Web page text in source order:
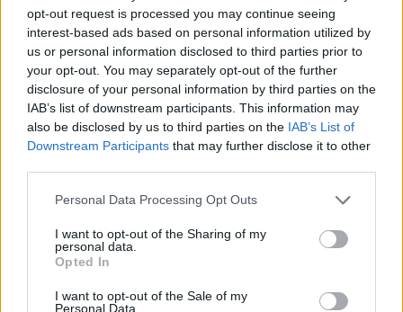
opt-out request is processed you may continue seeing
interest-based ads based on personal information utilized by
us or personal information disclosed to third parties prior to
your opt-out. You may separately opt-out of the further
disclosure of your personal information by third parties on the
IAB’s list of downstream participants. This information may
also be disclosed by us to third parties on the IAB’s List of
Downstream Participants that may further disclose it to other
Personal Data Processing Opt Outs
I want to opt-out of the Sharing of my
personal data.
Opted In
I want to opt-out of the Sale of my
Personal Data.
Protestuesit vijojnë
qëndresën, pas fjalimeve
nis marshimi në Bulevard:
Protesta hyn në ditën e
70-të, qytetarët
grumbullohen në sheshin